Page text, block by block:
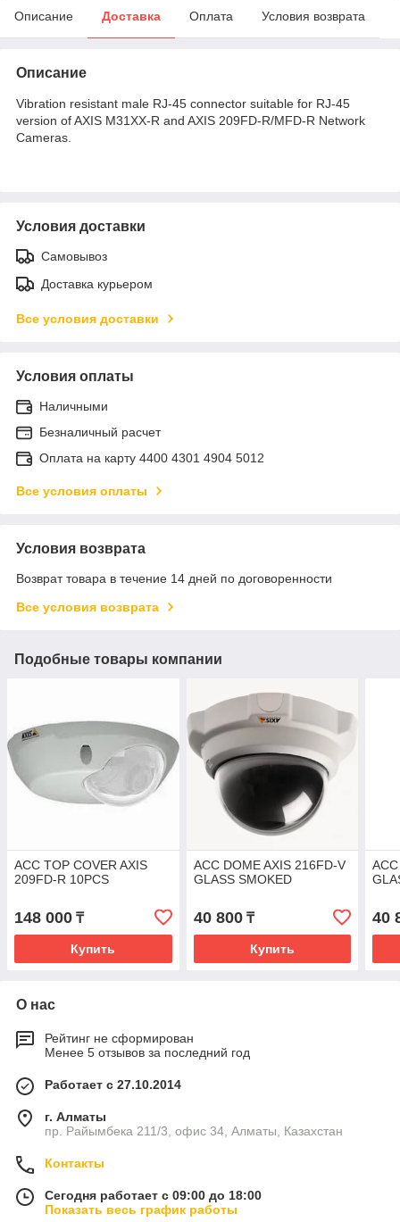
Описание Доставка Оплата Условия возврата
Описание
Vibration resistant male RJ-45 connector suitable for RJ-45
version of AXIS M31XX-R and AXIS 209FD-R/MFD-R Network
Cameras.
Условия доставки
Самовывоз
Доставка курьером
Все условия доставки
Условия оплаты
Наличными
Безналичный расчет
Оплата на карту 4400 4301 4904 5012
Все условия оплаты
Условия возврата
Возврат товара в течение 14 дней по договоренности
Все условия возврата
Подобные товары компании
ACC TOP COVER AXIS
209FD-R 10PCS
148 000 ₸
Купить
ACC DOME AXIS 216FD-V
GLASS SMOKED
40 800₸
Купить
40
О нас
Рейтинг не сформирован
Менее 5 отзывов за последний год
Работает с 27.10.2014
г. Алматы
пр. Райымбека 211/3, офис 34, Алматы, Казахстан
Контакты
Сегодня работает с 09:00 до 18:00
Показать весь график работы